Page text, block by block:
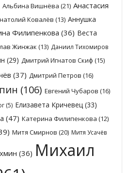
Альбина Вишнёва (21) Анастасия
Ковалёв (13) Аннушка
Филипенкова (36) Веста
Жинжак (13) Даниил Тихомиров
(29) Дмитрий Игнатов Скиф (15)
(37) Дмитрий Петров (16)
(106) Евгений Чубаров (16)
(5) Елизавета Кричевец(33)
(47) Катерина Филипенкова (12)
Митя Смирнов (20) Митя Усачёв
(36) Михаил